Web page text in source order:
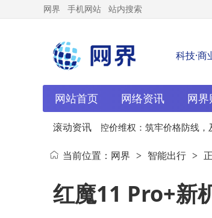
网界 手机网站 站内搜索
科技·商
网站首页 网络资讯 网
滚动资讯
12-11 品牌控价维权：筑牢价格防线，及
护品牌长远发展
当前位置： 网界 > 智能出行 >
红魔11 Pro+新